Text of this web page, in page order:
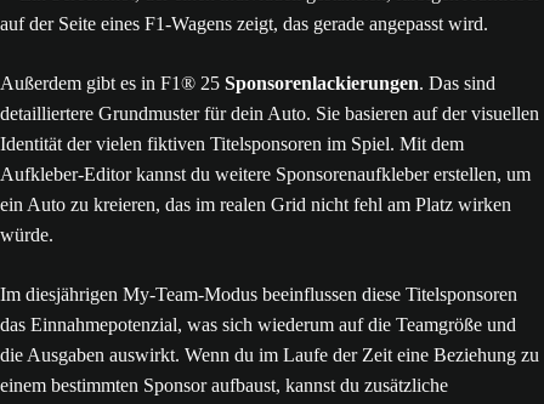
Außerdem gibt es in F1® 25 Sponsorenlackierungen. Das sind
detailliertere Grundmuster für dein Auto. Sie basieren auf der visuellen
Identität der vielen fiktiven Titelsponsoren im Spiel. Mit dem
Aufkleber-Editor kannst du weitere Sponsorenaufkleber erstellen, um
ein Auto zu kreieren, das im realen Grid nicht fehl am Platz wirken
würde.
Im diesjährigen My-Team-Modus beeinflussen diese Titelsponsoren
das Einnahmepotenzial, was sich wiederum auf die Teamgröße und
die Ausgaben auswirkt. Wenn du im Laufe der Zeit eine Beziehung zu
einem bestimmten Sponsor aufbaust, kannst du zusätzliche